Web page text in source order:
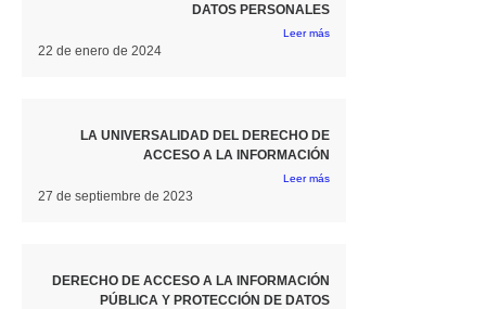
DATOS PERSONALES
Leer más
22 de enero de 2024
LA UNIVERSALIDAD DEL DERECHO DE
ACCESO A LA INFORMACIÓN
Leer más
27 de septiembre de 2023
DERECHO DE ACCESO A LA INFORMACIÓN
PÚBLICA Y PROTECCIÓN DE DATOS